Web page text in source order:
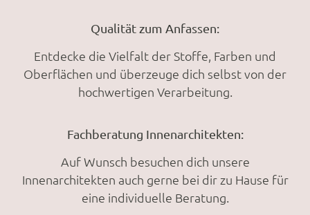
Qualität zum Anfassen:
Entdecke die Vielfalt der Stoffe, Farben und
Oberflächen und überzeuge dich selbst von der
hochwertigen Verarbeitung.
Fachberatung Innenarchitekten:
Auf Wunsch besuchen dich unsere
Innenarchitekten auch gerne bei dir zu Hause für
eine individuelle Beratung.